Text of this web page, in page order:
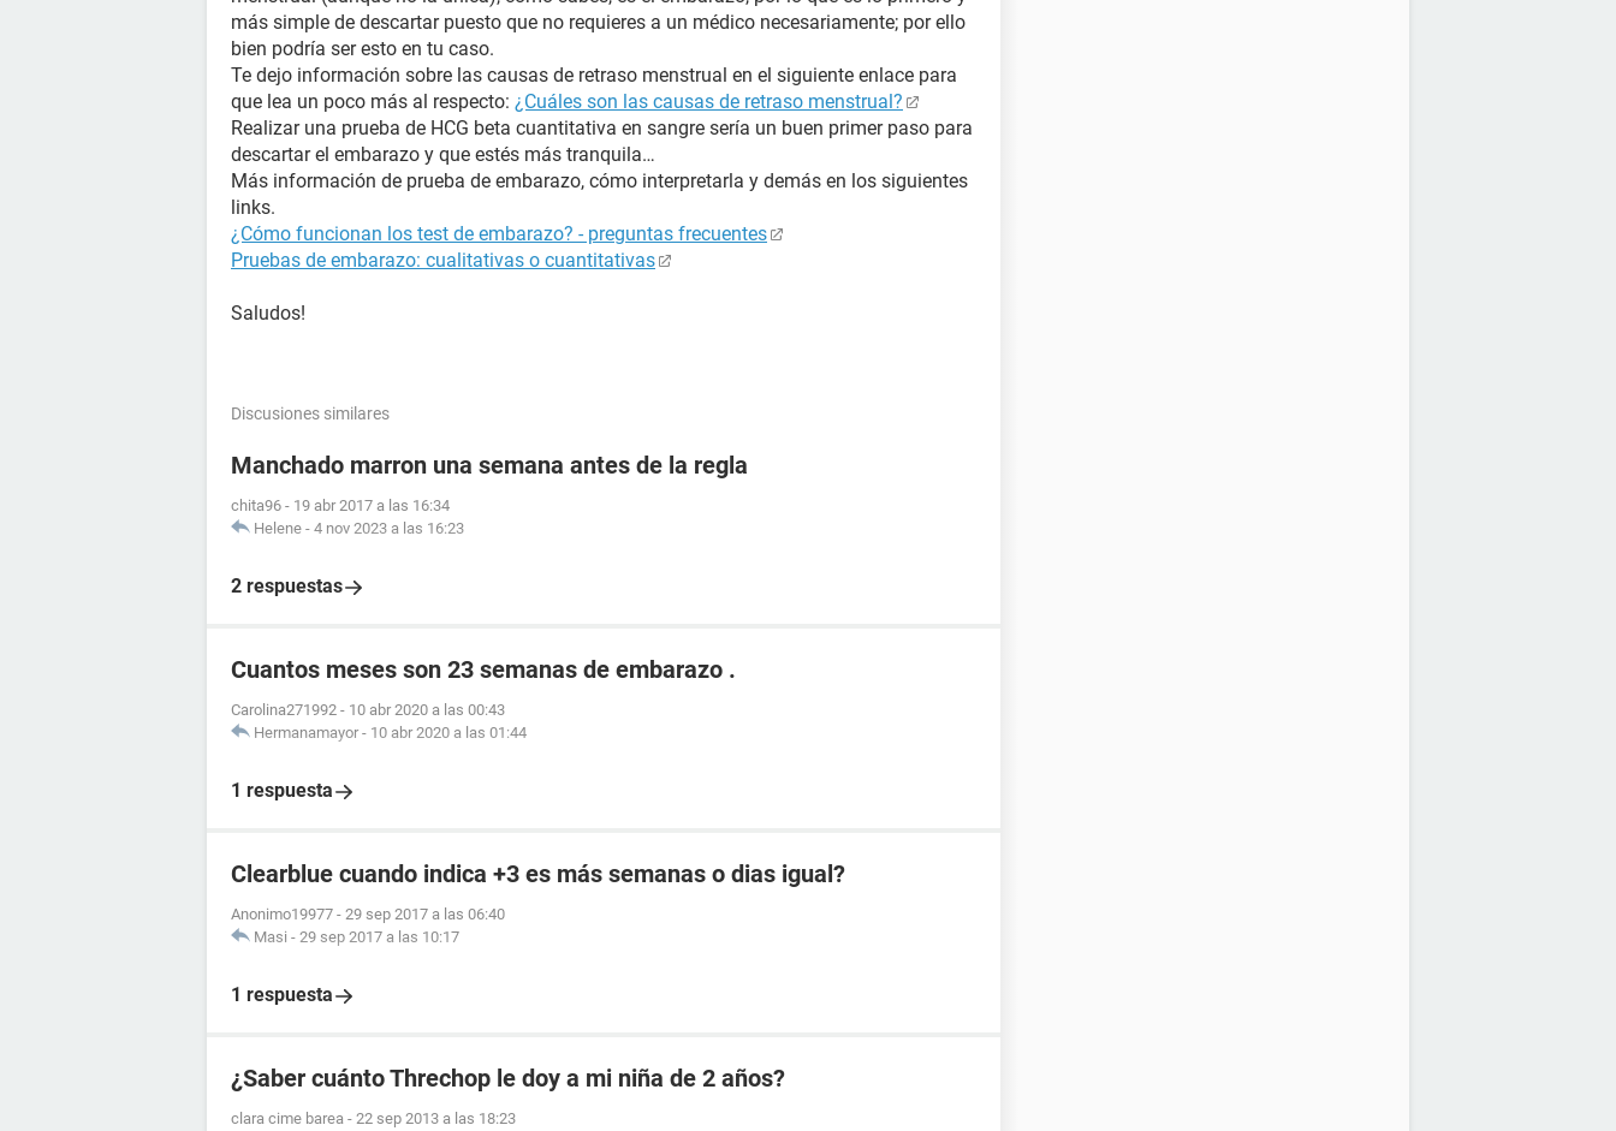
más simple de descartar puesto que no requieres a un médico necesariamente; por ello
bien podría ser esto en tu caso.
Te dejo información sobre las causas de retraso menstrual en el siguiente enlace para
que lea un poco más al respecto: ¿Cuáles son las causas de retraso menstrual?
Realizar una prueba de HCG beta cuantitativa en sangre sería un buen primer paso para
descartar el embarazo y que estés más tranquila…
Más información de prueba de embarazo, cómo interpretarla y demás en los siguientes
links.
¿Cómo funcionan los test de embarazo? - preguntas frecuentes
Pruebas de embarazo: cualitativas o cuantitativas
Saludos!
Discusiones similares
Manchado marron una semana antes de la regla
chita96 - 19 abr 2017 a las 16:34
Helene - 4 nov 2023 a las 16:23
2 respuestas
Cuantos meses son 23 semanas de embarazo .
Carolina271992 - 10 abr 2020 a las 00:43
Hermanamayor - 10 abr 2020 a las 01:44
1 respuesta
Clearblue cuando indica +3 es más semanas o dias igual?
Anonimo19977 - 29 sep 2017 a las 06:40
Masi - 29 sep 2017 a las 10:17
1 respuesta
¿Saber cuánto Threchop le doy a mi niña de 2 años?
clara cime barea - 22 sep 2013 a las 18:23